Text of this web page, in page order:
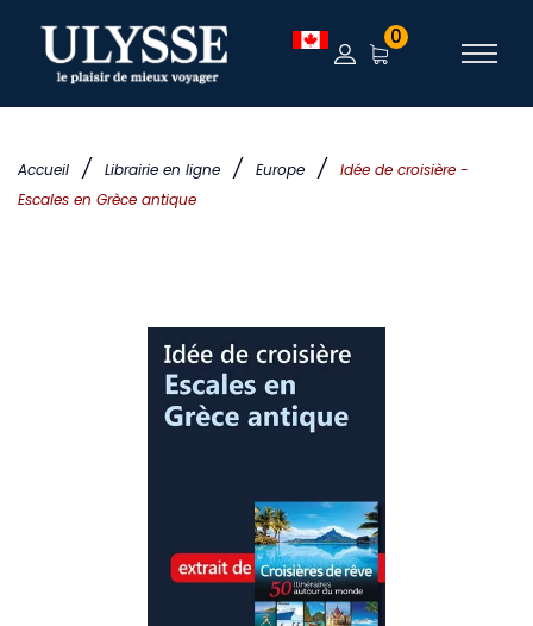
Accueil / Librairie en ligne / Europe /
Idée de croisière -
Escales en Grèce antique
0